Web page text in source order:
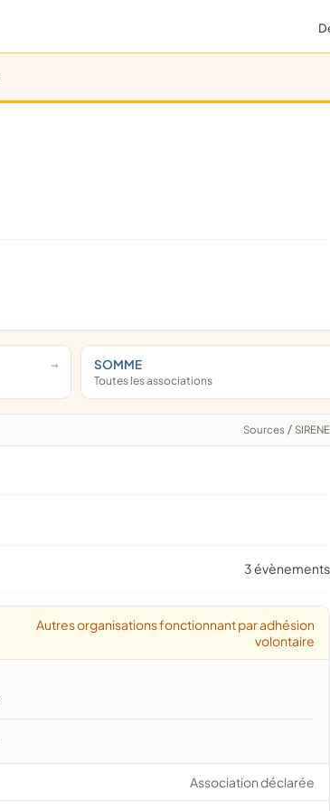
SOMME
Toutes les associations
Sources / SIRENE
3 évènements
Autres organisations fonctionnant par adhésion
volontaire
Association déclarée